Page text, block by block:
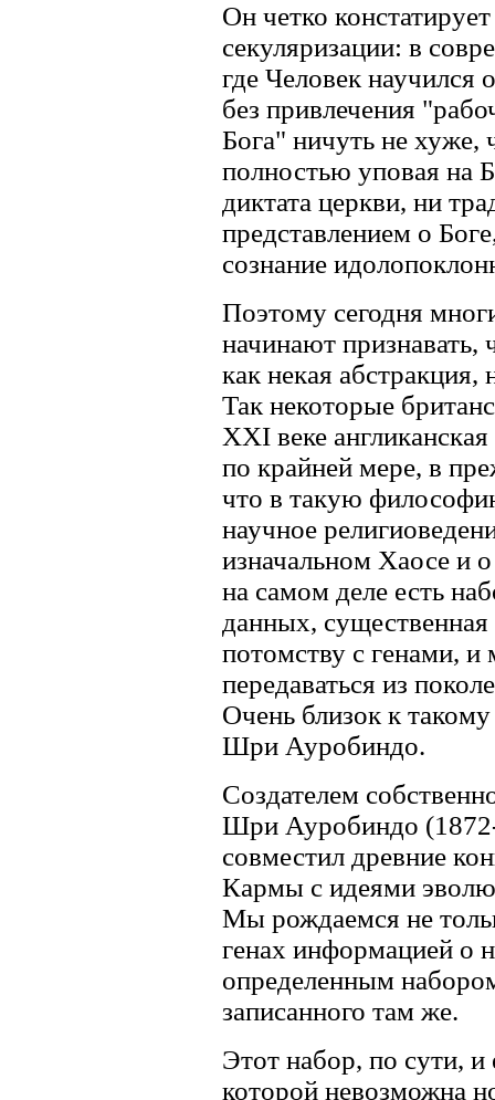
Он четко
секуляризации: в
где Человек научился
без привлечения
Бога" ничуть не хуже,
полностью уповая на
диктата церкви, ни
представлением о
сознание
Поэтому сегодня
начинают признавать,
как некая абстракция,
Так некоторые
XXI веке
по крайней мере, в
что в такую
научное
изначальном Хаосе и
на самом деле есть
данных, существенная
потомству с генами, и
передаваться из
Очень близок к
Шри Ауробиндо.
Создателем
Шри Ауробиндо
совместил древние
Кармы с идеями
Мы рождаемся не
генах информацией о
определенным
записанного там же.
Этот набор, по сути, и
которой невозможна